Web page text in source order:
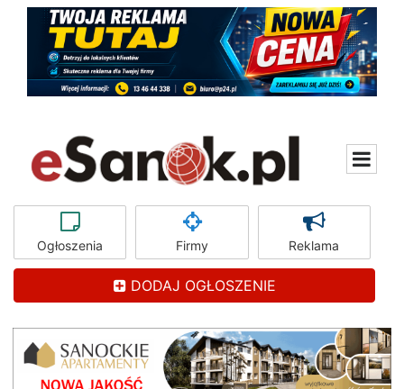
Ogłoszenia Firmy Reklama
DODAJ OGŁOSZENIE